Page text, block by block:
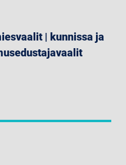
| kunnissa ja